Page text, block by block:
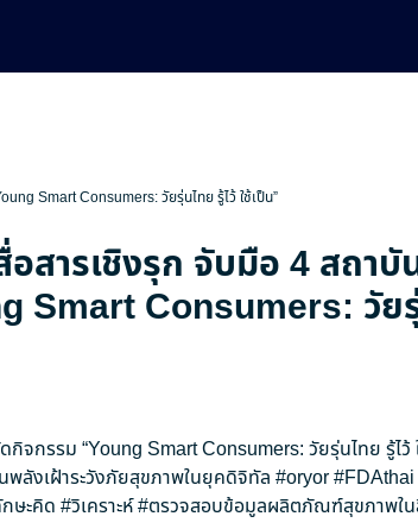
Smart Consumers: วัยรุ่นไทย รู้ไว้ ใช้เป็น”
อสารเชิงรุก จับมือ 4 สถา
Smart Consumers: วัยรุ่
กรรม “Young Smart Consumers: วัยรุ่นไทย รู้ไว้
ลังเฝ้าระวังภัยสุขภาพในยุคดิจิทัล #oryor#FDAthai
ษะคิด #วิเคราะห์#ตรวจสอบข้อมูลผลิตภัณฑ์สุขภาพใน